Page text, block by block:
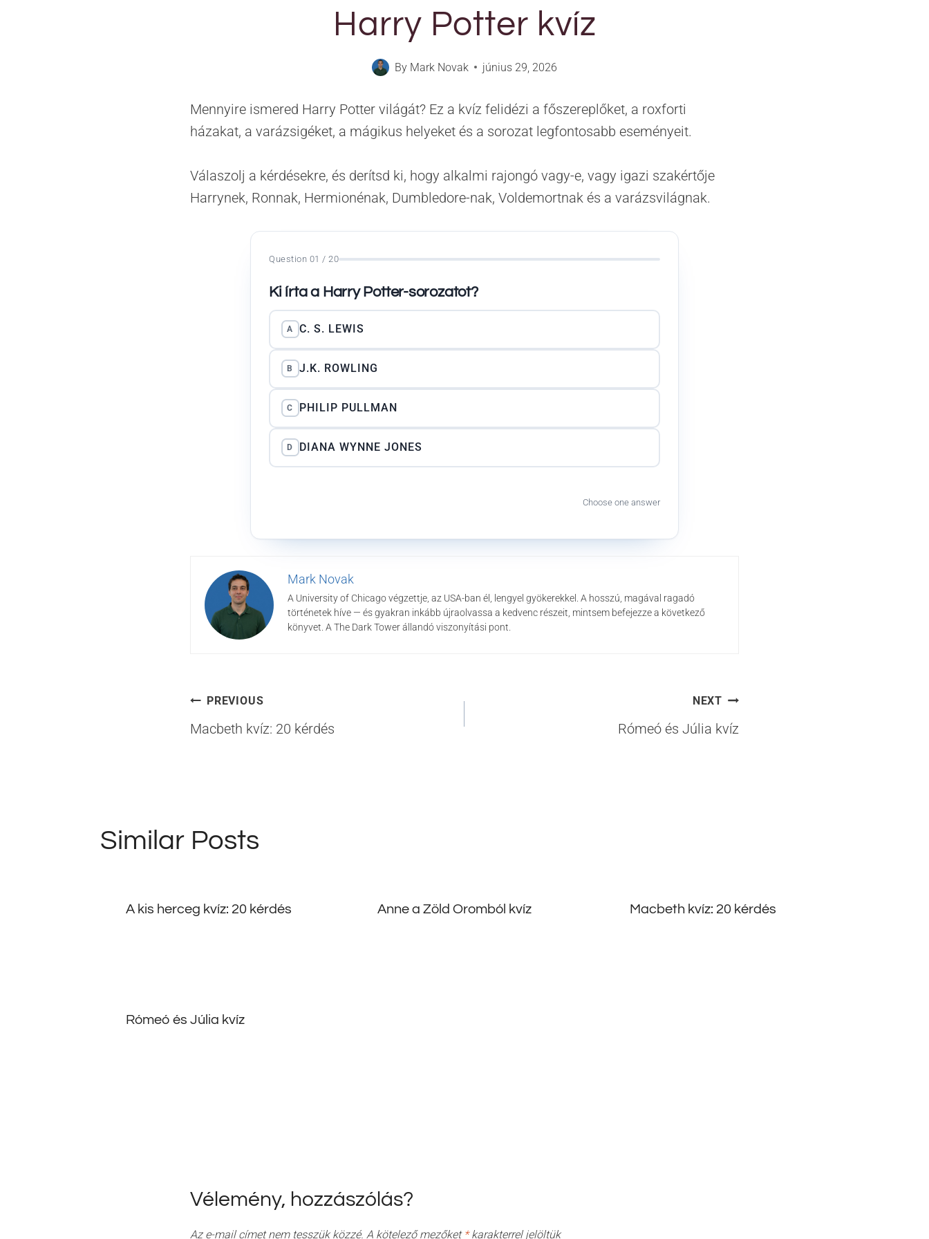
Harry Potter kvíz
By Mark Novak június 29, 2026
Mennyire ismered Harry Potter világát? Ez a kvíz felidézi a főszereplőket, a roxforti
házakat, a varázsigéket, a mágikus helyeket és a sorozat legfontosabb eseményeit.
Válaszolj a kérdésekre, és derítsd ki, hogy alkalmi rajongó vagy-e, vagy igazi szakértője
Harrynek, Ronnak, Hermionénak, Dumbledore-nak, Voldemortnak és a varázsvilágnak.
Question 01 / 20
Ki írta a Harry Potter-sorozatot?
A C. S. LEWIS
B J.K. ROWLING
C PHILIP PULLMAN
D DIANA WYNNE JONES
Choose one answer
Mark Novak
A University of Chicago végzettje, az USA-ban él, lengyel gyökerekkel. A hosszú, magával ragadó
történetek híve — és gyakran inkább újraolvassa a kedvenc részeit, mintsem befejezze a következő
könyvet. A The Dark Tower állandó viszonyítási pont.
Bejegyzés
navigáció
PREVIOUS
Macbeth kvíz: 20 kérdés
NEXT
Rómeó és Júlia kvíz
Similar Posts
A kis herceg kvíz: 20 kérdés Anne a Zöld Oromból kvíz Macbeth kvíz: 20 kérdés
Rómeó és Júlia kvíz
Vélemény, hozzászólás?
Az e-mail címet nem tesszük közzé. A kötelező mezőket *karakterrel jelöltük